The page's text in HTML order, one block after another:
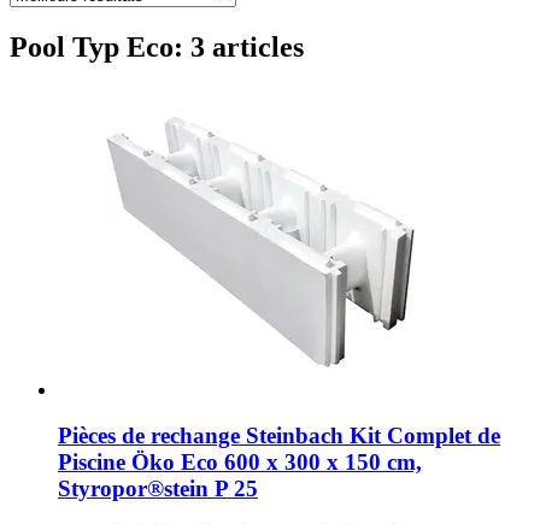
Pool Typ Eco: 3 articles
Pièces de rechange Steinbach Kit Complet de
Piscine Öko Eco 600 x 300 x 150 cm,
Styropor®stein P 25